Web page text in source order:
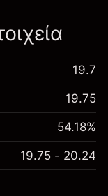
19.7
19.75
54.18%
19.75 - 20.24